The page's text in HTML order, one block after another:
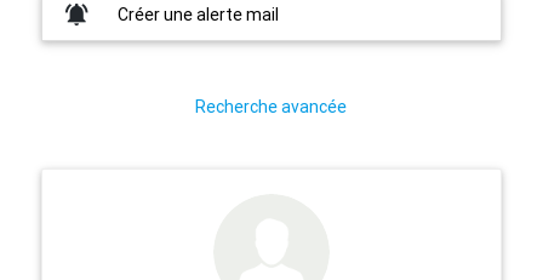
notifications_active Créer une alerte mail
Recherche avancée